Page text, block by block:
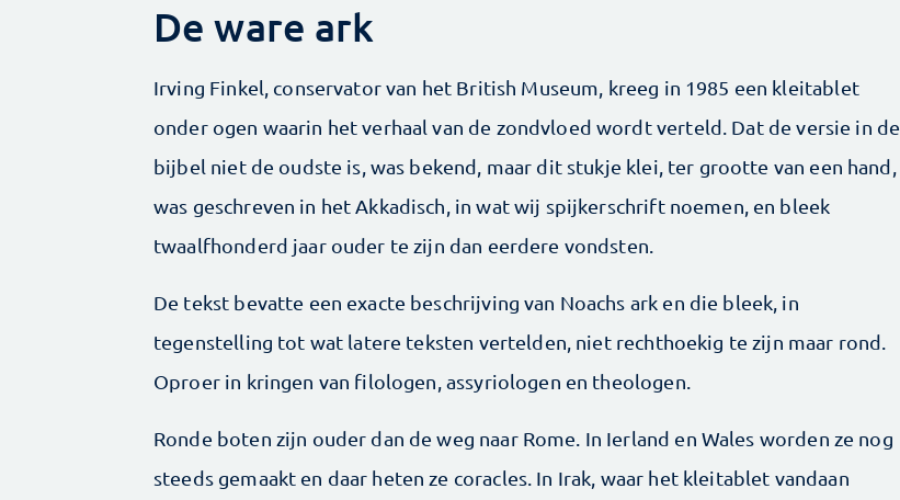
De ware ark
Irving Finkel, conservator van het British Museum, kreeg in 1985 een kleitablet
onder ogen waarin het verhaal van de zondvloed wordt verteld. Dat de versie in de
bijbel niet de oudste is, was bekend, maar dit stukje klei, ter grootte van een hand,
was geschreven in het Akkadisch, in wat wij spijkerschrift noemen, en bleek
twaalfhonderd jaar ouder te zijn dan eerdere vondsten.
De tekst bevatte een exacte beschrijving van Noachs ark en die bleek, in
tegenstelling tot wat latere teksten vertelden, niet rechthoekig te zijn maar rond.
Oproer in kringen van filologen, assyriologen en theologen.
Ronde boten zijn ouder dan de weg naar Rome. In Ierland en Wales worden ze nog
steeds gemaakt en daar heten ze coracles. In Irak, waar het kleitablet vandaan